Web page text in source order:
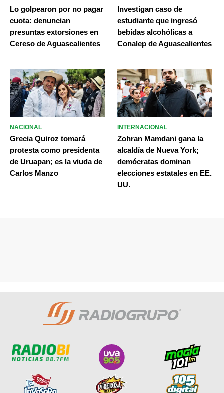
Lo golpearon por no pagar
cuota: denuncian
presuntas extorsiones en
Cereso de Aguascalientes
Investigan caso de
estudiante que ingresó
bebidas alcohólicas a
Conalep de Aguascalientes
NACIONAL
Grecia Quiroz tomará
protesta como presidenta
de Uruapan; es la viuda de
Carlos Manzo
INTERNACIONAL
Zohran Mamdani gana la
alcaldía de Nueva York;
demócratas dominan
elecciones estatales en EE.
UU.